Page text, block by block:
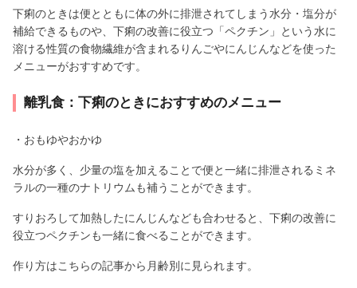
下痢のときは便とともに体の外に排泄されてしまう水分・塩分が
補給できるものや、下痢の改善に役立つ「ペクチン」という水に
溶ける性質の食物繊維が含まれるりんごやにんじんなどを使った
メニューがおすすめです。
離乳食：下痢のときにおすすめのメニュー
・おもゆやおかゆ
水分が多く、少量の塩を加えることで便と一緒に排泄されるミネ
ラルの一種のナトリウムも補うことができます。
すりおろして加熱したにんじんなども合わせると、下痢の改善に
役立つペクチンも一緒に食べることができます。
作り方はこちらの記事から月齢別に見られます。